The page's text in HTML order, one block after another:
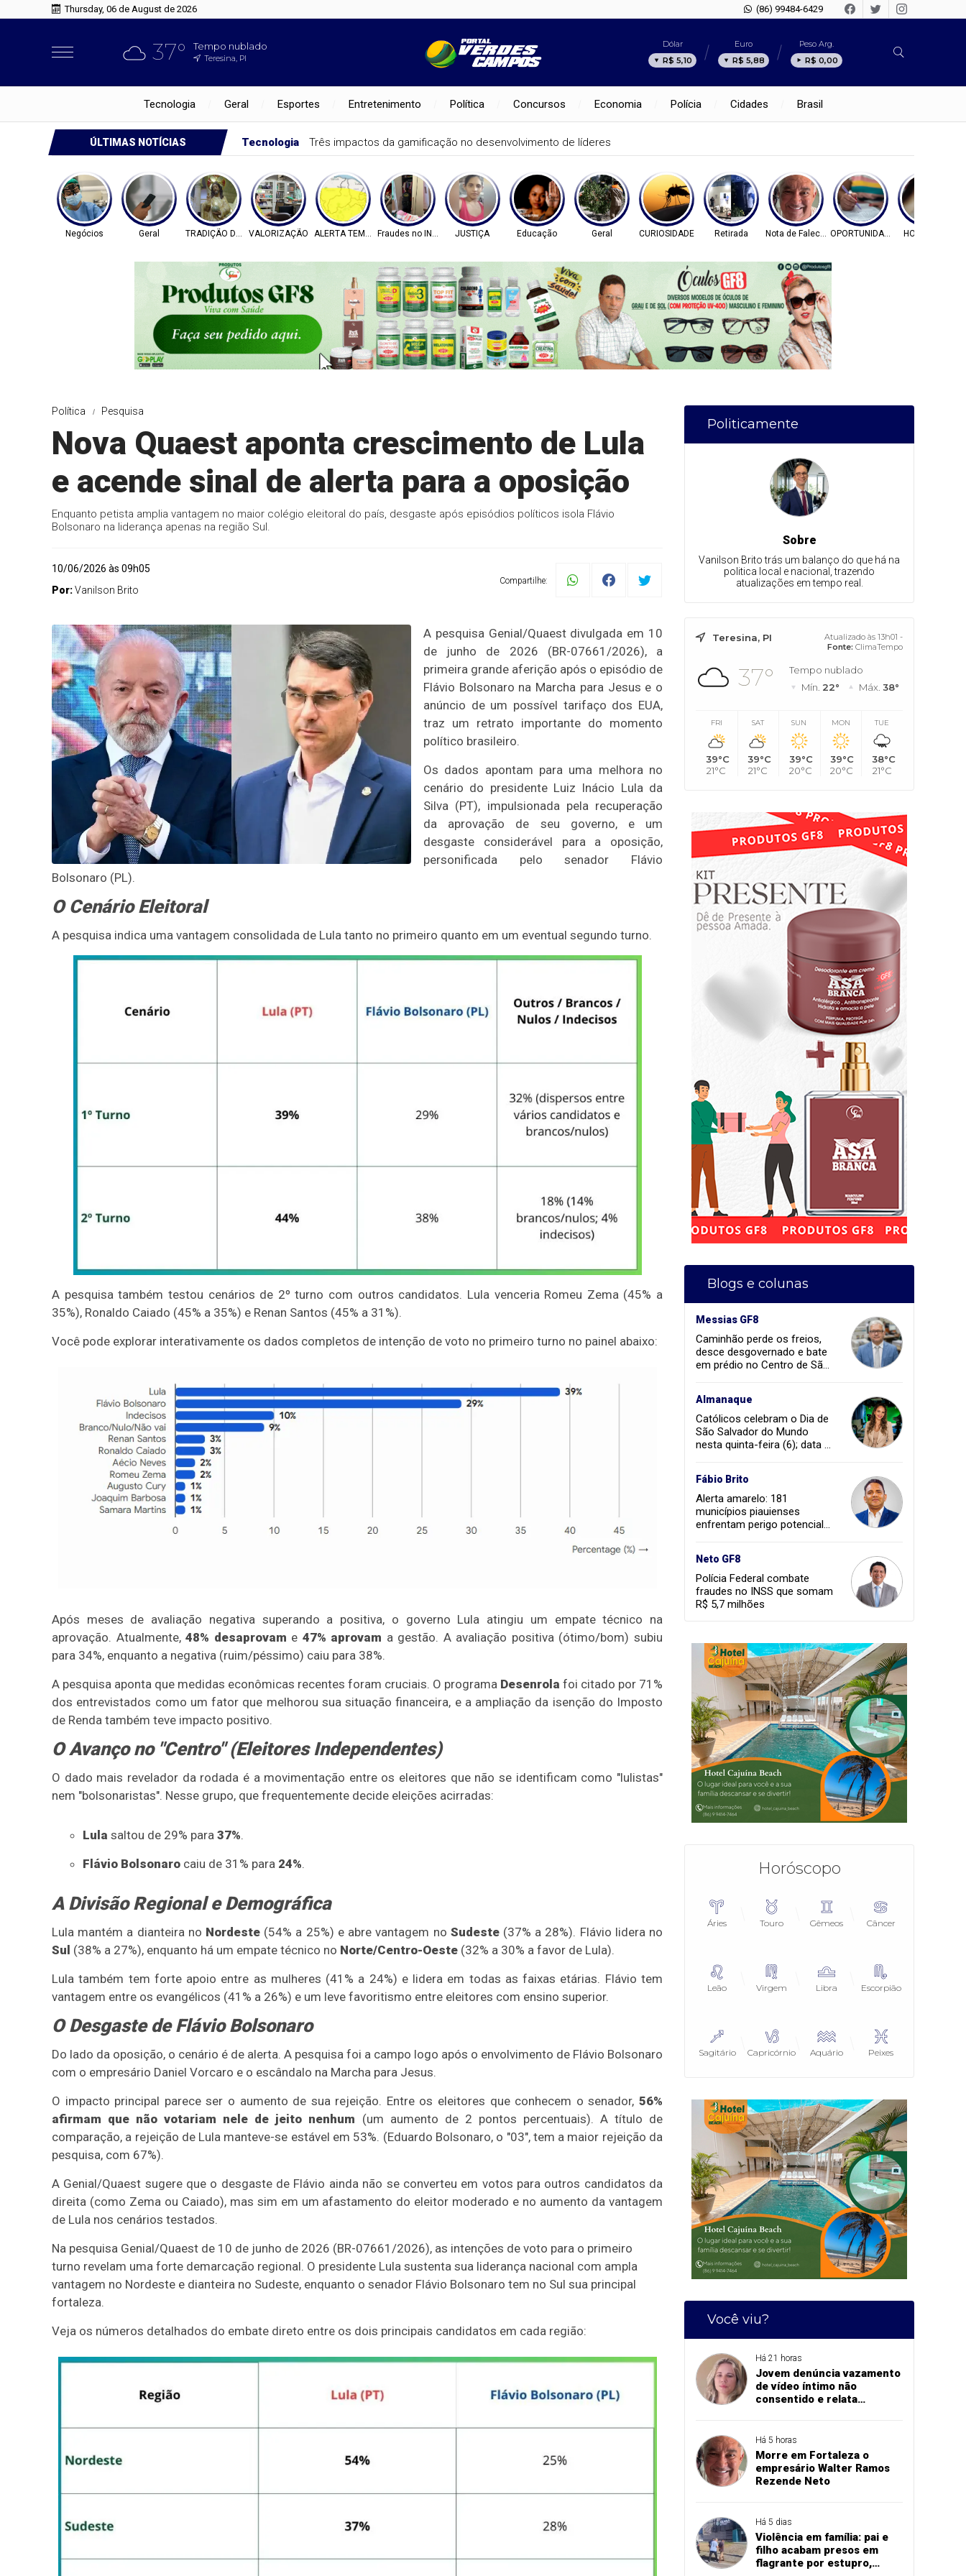
Thursday, 06 de August de 2026 (86) 99484-6429
37° Tempo nublado
Teresina, PI
Dólar
R$ 5,10
Euro
R$ 5,88
Peso Arg.
R$ 0,00
Tecnologia Geral Esportes Entretenimento Política Concursos Economia Polícia Cidades Brasil
ÚLTIMAS NOTÍCIAS Tecnologia Três impactos da gamificação no desenvolvimento de líderes
Negócios Geral TRADIÇÃO DE FÉVALORIZAÇÃO ALERTA TEMPO Fraudes no INSS JUSTIÇA Educação Geral CURIOSIDADE Retirada Nota de FalecimentoOPORTUNIDADE HOMICÍDIO
Política Pesquisa
Nova Quaest aponta crescimento de Lula
e acende sinal de alerta para a oposição
Enquanto petista amplia vantagem no maior colégio eleitoral do país, desgaste após episódios políticos isola Flávio
Bolsonaro na liderança apenas na região Sul.
10/06/2026 às 09h05
Por:Vanilson Brito
Compartilhe:
A pesquisa Genial/Quaest divulgada em 10
de junho de 2026 (BR-07661/2026), a
primeira grande aferição após o episódio de
Flávio Bolsonaro na Marcha para Jesus e o
anúncio de um possível tarifaço dos EUA,
traz um retrato importante do momento
político brasileiro.
Os dados apontam para uma melhora no
cenário do presidente Luiz Inácio Lula da
Silva (PT), impulsionada pela recuperação
da aprovação de seu governo, e um
desgaste considerável para a oposição,
personificada pelo senador Flávio
Bolsonaro (PL).
O Cenário Eleitoral
A pesquisa indica uma vantagem consolidada de Lula tanto no primeiro quanto em um eventual segundo turno.
A pesquisa também testou cenários de 2º turno com outros candidatos. Lula venceria Romeu Zema (45% a
35%), Ronaldo Caiado (45% a 35%) e Renan Santos (45% a 31%).
Você pode explorar interativamente os dados completos de intenção de voto no primeiro turno no painel abaixo:
Após meses de avaliação negativa superando a positiva, o governo Lula atingiu um empate técnico na
aprovação. Atualmente,48% desaprovam e 47% aprovam a gestão. A avaliação positiva (ótimo/bom) subiu
para 34%, enquanto a negativa (ruim/péssimo) caiu para 38%.
A pesquisa aponta que medidas econômicas recentes foram cruciais. O programa Desenrola foi citado por 71%
dos entrevistados como um fator que melhorou sua situação financeira, e a ampliação da isenção do Imposto
de Renda também teve impacto positivo.
O Avanço no "Centro" (Eleitores Independentes)
O dado mais revelador da rodada é a movimentação entre os eleitores que não se identificam como "lulistas"
nem "bolsonaristas". Nesse grupo, que frequentemente decide eleições acirradas:
Lula saltou de 29% para 37%.
Flávio Bolsonarocaiu de 31% para 24%.
A Divisão Regional e Demográfica
Lula mantém a dianteira no Nordeste (54% a 25%) e abre vantagem no Sudeste(37% a 28%). Flávio lidera no
Sul (38% a 27%), enquanto há um empate técnico no Norte/Centro-Oeste (32% a 30% a favor de Lula).
Lula também tem forte apoio entre as mulheres (41% a 24%) e lidera em todas as faixas etárias. Flávio tem
vantagem entre os evangélicos (41% a 26%) e um leve favoritismo entre eleitores com ensino superior.
O Desgaste de Flávio Bolsonaro
Do lado da oposição, o cenário é de alerta. A pesquisa foi a campo logo após o envolvimento de Flávio Bolsonaro
com o empresário Daniel Vorcaro e o escândalo na Marcha para Jesus.
O impacto principal parece ser o aumento de sua rejeição. Entre os eleitores que conhecem o senador, 56%
afirmam que não votariam nele de jeito nenhum (um aumento de 2 pontos percentuais). A título de
comparação, a rejeição de Lula manteve-se estável em 53%. (Eduardo Bolsonaro, o "03", tem a maior rejeição da
pesquisa, com 67%).
A Genial/Quaest sugere que o desgaste de Flávio ainda não se converteu em votos para outros candidatos da
direita (como Zema ou Caiado), mas sim em um afastamento do eleitor moderado e no aumento da vantagem
de Lula nos cenários testados.
Na pesquisa Genial/Quaest de 10 de junho de 2026 (BR-07661/2026), as intenções de voto para o primeiro
turno revelam uma forte demarcação regional. O presidente Lula sustenta sua liderança nacional com ampla
vantagem no Nordeste e dianteira no Sudeste, enquanto o senador Flávio Bolsonaro tem no Sul sua principal
fortaleza.
Veja os números detalhados do embate direto entre os dois principais candidatos em cada região:
Politicamente
Sobre
Vanilson Brito trás um balanço do que há na
politica local e nacional, trazendo
atualizações em tempo real.
Teresina, PI
Atualizado às 13h01 -
Fonte: ClimaTempo
37°
Tempo nublado
Mín. 22° Máx. 38°
FRI
39°C
21°C
SAT
39°C
21°C
SUN
39°C
20°C
MON
39°C
20°C
TUE
38°C
21°C
Blogs e colunas
Messias GF8
Caminhão perde os freios,
desce desgovernado e bate
em prédio no Centro de São
Almanaque
Católicos celebram o Dia de
São Salvador do Mundo
nesta quinta-feira (6); data é
Fábio Brito
Alerta amarelo: 181
municípios piauienses
enfrentam perigo potencial
Neto GF8
Polícia Federal combate
fraudes no INSS que somam
R$ 5,7 milhões
Horóscopo
Áries Touro Gêmeos Câncer
Leão Virgem Libra Escorpião
Sagitário Capricórnio Aquário Peixes
Você viu?
Há 21 horas
Jovem denúncia vazamento
de vídeo íntimo não
consentido e relata
Há 5 horas
Morre em Fortaleza o
empresário Walter Ramos
Rezende Neto
Há 5 dias
Violência em família: pai e
filho acabam presos em
flagrante por estupro,